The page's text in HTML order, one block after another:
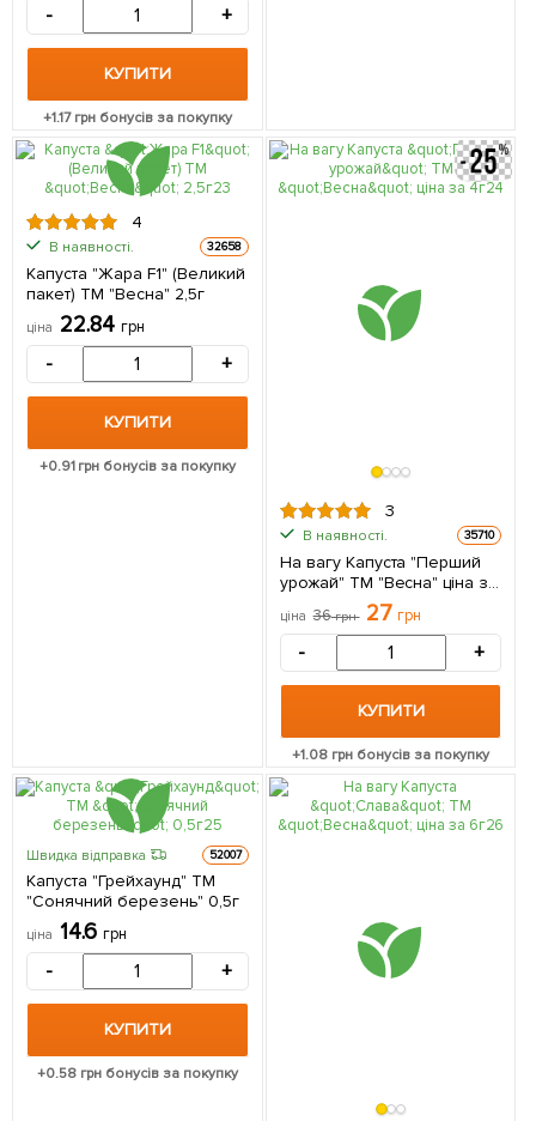
- +
КУПИТИ
+1.17грн бонусів за покупку
4
В наявності. 32658
Капуста "Жара F1" (Великий
пакет) ТМ "Весна" 2,5г
ціна 22.84 грн
- +
КУПИТИ
+0.91грн бонусів за покупку
3
В наявності. 35710
На вагу Капуста "Перший
урожай" ТМ "Весна" ціна за
ціна 36грн 27 грн
- +
КУПИТИ
+1.08 грн бонусів за покупку
Швидка відправка 52007
Капуста "Грейхаунд" ТМ
"Сонячний березень" 0,5г
ціна 14.6 грн
- +
КУПИТИ
+0.58 грн бонусів за покупку